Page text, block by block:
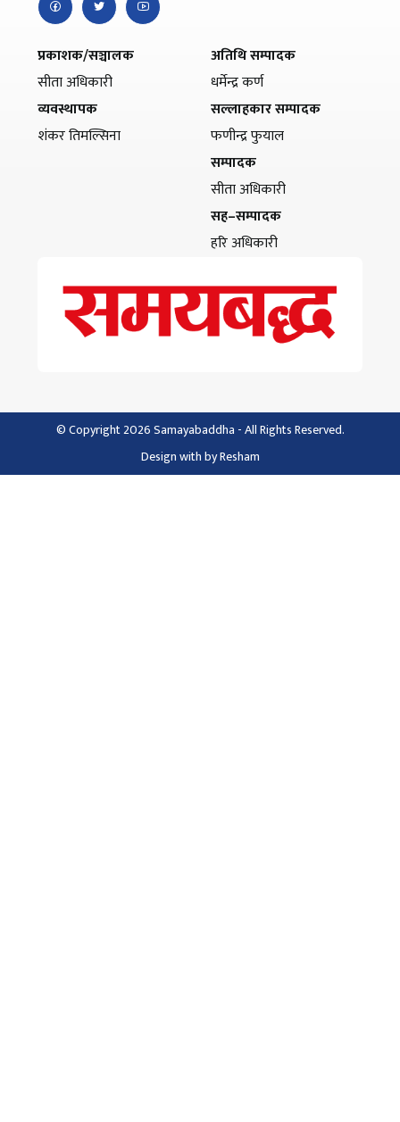
प्रकाशक/सञ्चालक
सीता अधिकारी
व्यवस्थापक
शंकर तिमल्सिना
अतिथि सम्पादक
धर्मेन्द्र कर्ण
सल्लाहकार सम्पादक
फणीन्द्र फुयाल
सम्पादक
सीता अधिकारी
सह–सम्पादक
हरि अधिकारी
© Copyright 2026 Samayabaddha - All Rights Reserved.
Design withbyResham